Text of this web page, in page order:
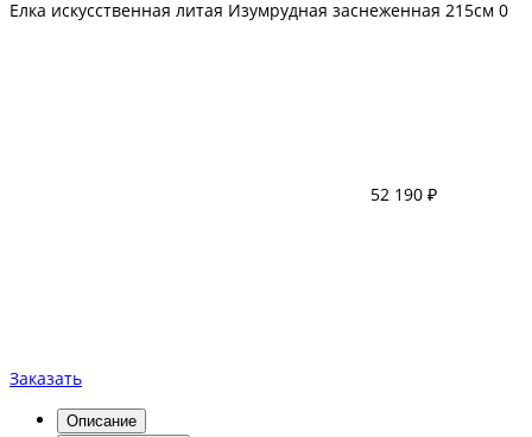
Елка искусственная литая Изумрудная заснеженная 215см 0
52 190 ₽
Заказать
Описание